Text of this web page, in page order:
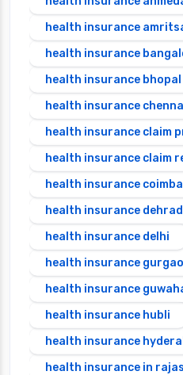
health insurance
health insurance
health insurance bhopal
health insurance
health insurance claim
health insurance claim
health insurance
health insurance
health insurance delhi
health insurance
health insurance
health insurance hubli
health insurance
health insurance in